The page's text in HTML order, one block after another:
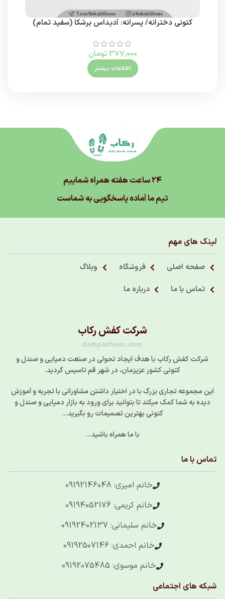
کتونی دخترانه/ پسرانه: آدیداس برشکا (سفید تمام)
377,000 تومان
اطلاعات بیشتر
۲۴ ساعت هفته همراه شماییم
تیم ما آماده پاسخگویی به شماست
لینک های مهم
صفحه اصلی فروشگاه
وبلاگ
تماس با ما
درباره ما
شرکت کفش رکاب
dampashoes.com
شرکت کفش رکاب با هدف ایجاد تحولی در صنعت دمپایی و صندل و
کتونی کشور عزیزمان، در شهر قم تاسیس گردید.
این مجموعه تجاری بزرگ با در اختیار داشتن مشاورانی با تجربه و آموزش
دیده به شما کمک میکند تا بتوانید برای ورود به بازار دمپایی و صندل و
کتونی بهترین تصمیمات رو بگیرید…
با ما همراه باشید…
تماس با ما
خانم امیری: 09192146048
خانم کریمی: 09194052176
خانم سلیمانی: 09192402137
خانم احمدی: 09192507146
خانم موسوی: 09192075485
شبکه های اجتماعی